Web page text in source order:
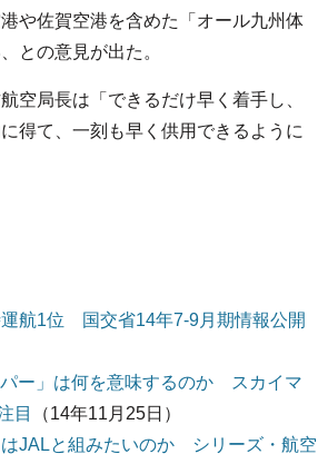
や佐賀空港を含めた「オール九州体
との意見が出た。
空局長は「できるだけ早く着手し、
得て、一刻も早く供用できるように
航1位 国交省14年7-9月期情報公開
ー」は何を意味するのか スカイマ
目
（14年11月25日）
JALと組みたいのか シリーズ・航空